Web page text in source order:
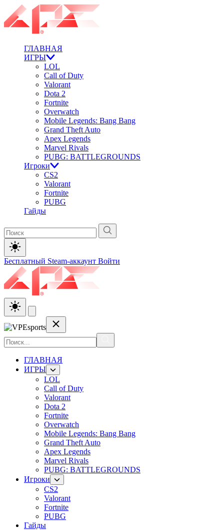
ГЛАВНАЯ
ИГРЫ
LOL
Call of Duty
Valorant
Dota 2
Fortnite
Overwatch
Mobile Legends: Bang Bang
Grand Theft Auto
Apex Legends
Marvel Rivals
PUBG: BATTLEGROUNDS
Игроки
CS2
Valorant
Fortnite
PUBG
Гайды
Бесплатный Steam-аккаунт Войти
ГЛАВНАЯ
ИГРЫ
LOL
Call of Duty
Valorant
Dota 2
Fortnite
Overwatch
Mobile Legends: Bang Bang
Grand Theft Auto
Apex Legends
Marvel Rivals
PUBG: BATTLEGROUNDS
Игроки
CS2
Valorant
Fortnite
PUBG
Гайды